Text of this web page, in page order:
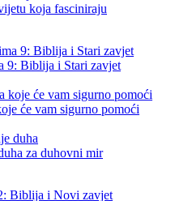
koja fasciniraju
9: Biblija i Stari zavjet
će vam sigurno pomoći
za duhovni mir